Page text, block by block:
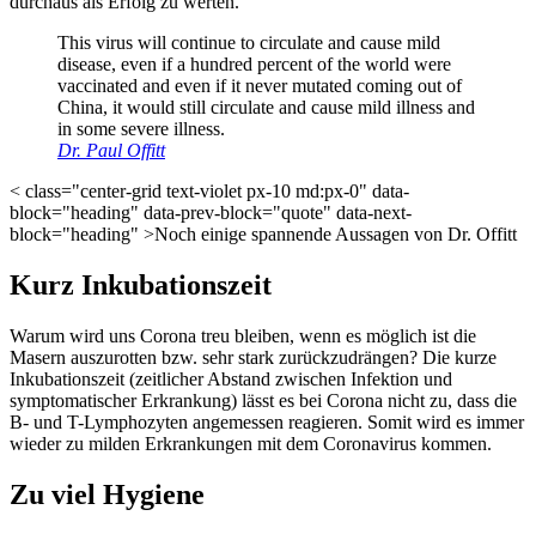
This virus will continue to circulate and cause mild
disease, even if a hundred percent of the world were
vaccinated and even if it never mutated coming out of
China, it would still circulate and cause mild illness and
in some severe illness.
Dr. Paul Offitt
< class="center-grid text-violet px-10 md:px-0" data-
block="heading" data-prev-block="quote" data-next-
block="heading" >Noch einige spannende Aussagen von Dr. Offitt
Kurz Inkubationszeit
Warum wird uns Corona treu bleiben, wenn es möglich ist die
Masern auszurotten bzw. sehr stark zurückzudrängen? Die kurze
Inkubationszeit (zeitlicher Abstand zwischen Infektion und
symptomatischer Erkrankung) lässt es bei Corona nicht zu, dass die
B- und T-Lymphozyten angemessen reagieren. Somit wird es immer
wieder zu milden Erkrankungen mit dem Coronavirus kommen.
Zu viel Hygiene